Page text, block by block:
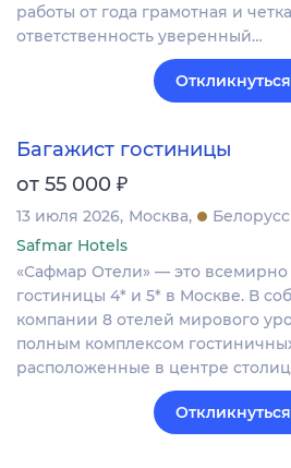
работы от года грамотная и
ответственность уверенный…
Откликнуться
Багажист гостиницы
от 55 000 ₽
13 июля 2026 Москва
Safmar Hotels
«Сафмар Отели» — это всемирно
гостиницы 4* и 5* в Москве. В
компании 8 отелей мирового
полным комплексом
расположенные в центре
Откликнуться